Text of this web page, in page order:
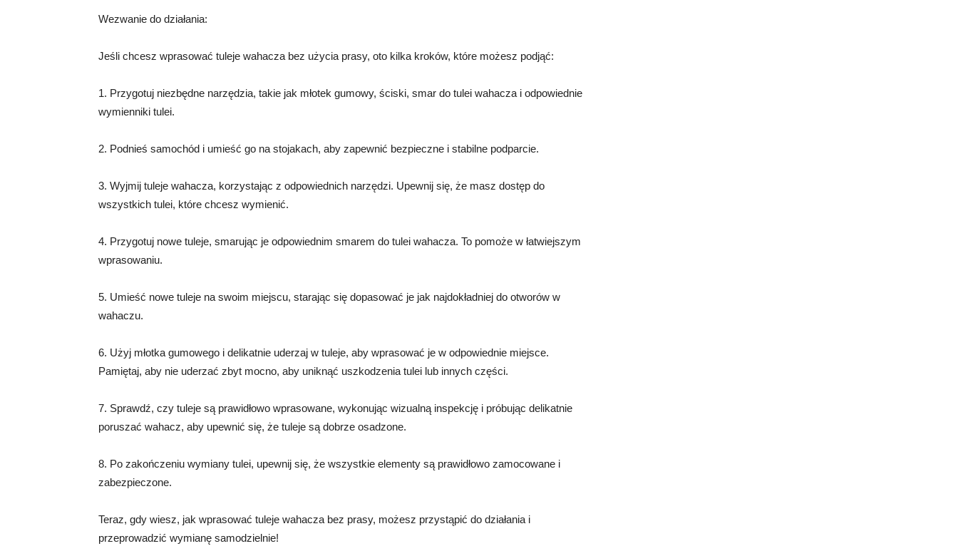
Wezwanie do działania:
Jeśli chcesz wprasować tuleje wahacza bez użycia prasy, oto kilka kroków, które możesz podjąć:
1. Przygotuj niezbędne narzędzia, takie jak młotek gumowy, ściski, smar do tulei wahacza i odpowiednie
wymienniki tulei.
2. Podnieś samochód i umieść go na stojakach, aby zapewnić bezpieczne i stabilne podparcie.
3. Wyjmij tuleje wahacza, korzystając z odpowiednich narzędzi. Upewnij się, że masz dostęp do
wszystkich tulei, które chcesz wymienić.
4. Przygotuj nowe tuleje, smarując je odpowiednim smarem do tulei wahacza. To pomoże w łatwiejszym
wprasowaniu.
5. Umieść nowe tuleje na swoim miejscu, starając się dopasować je jak najdokładniej do otworów w
wahaczu.
6. Użyj młotka gumowego i delikatnie uderzaj w tuleje, aby wprasować je w odpowiednie miejsce.
Pamiętaj, aby nie uderzać zbyt mocno, aby uniknąć uszkodzenia tulei lub innych części.
7. Sprawdź, czy tuleje są prawidłowo wprasowane, wykonując wizualną inspekcję i próbując delikatnie
poruszać wahacz, aby upewnić się, że tuleje są dobrze osadzone.
8. Po zakończeniu wymiany tulei, upewnij się, że wszystkie elementy są prawidłowo zamocowane i
zabezpieczone.
Teraz, gdy wiesz, jak wprasować tuleje wahacza bez prasy, możesz przystąpić do działania i
przeprowadzić wymianę samodzielnie!